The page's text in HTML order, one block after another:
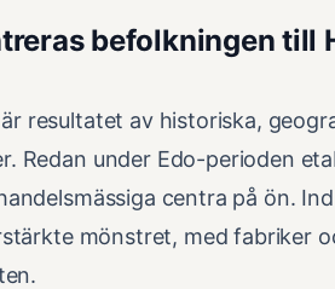
befolkningen till
resultatet av historiska,
Redan under Edo-perioden
centra på ön.
mönstret, med fabriker